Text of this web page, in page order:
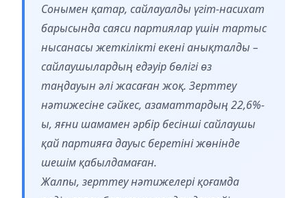
Сонымен қатар, сайлауалды үгіт-насихат
барысында саяси партиялар үшін тартыс
нысанасы жеткілікті екені анықталды –
сайлаушылардың едәуір бөлігі өз
таңдауын әлі жасаған жоқ. Зерттеу
нәтижесіне сәйкес, азаматтардың 22,6%-
ы, яғни шамамен әрбір бесінші сайлаушы
қай партияға дауыс беретіні жөнінде
шешім қабылдамаған.
Жалпы, зерттеу нәтижелері қоғамда